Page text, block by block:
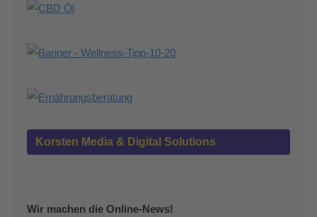
Korsten Media & Digital Solutions
Wir machen die Online-News!